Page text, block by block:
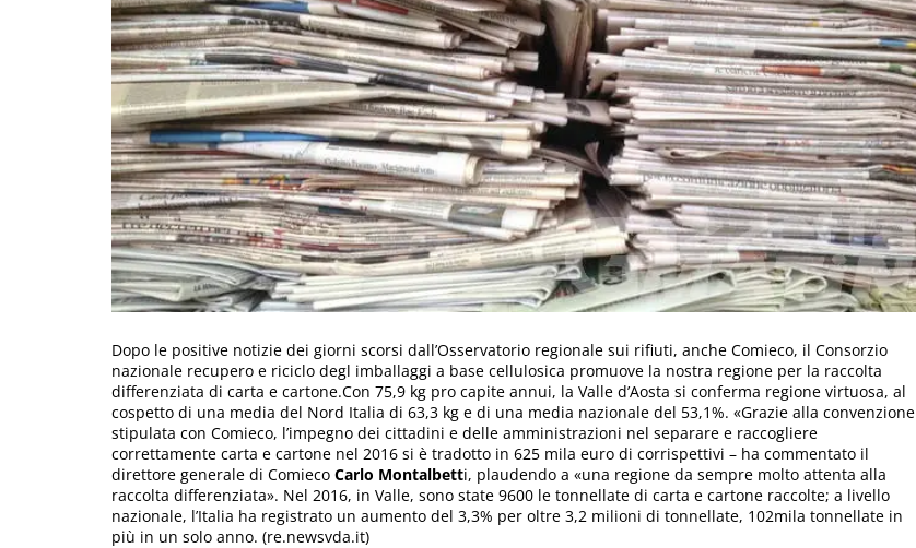
Dopo le positive notizie dei giorni scorsi dall’Osservatorio regionale sui rifiuti, anche Comieco, il Consorzio
nazionale recupero e riciclo degl imballaggi a base cellulosica promuove la nostra regione per la raccolta
differenziata di carta e cartone.Con 75,9 kg pro capite annui, la Valle d’Aosta si conferma regione virtuosa, al
cospetto di una media del Nord Italia di 63,3 kg e di una media nazionale del 53,1%. «Grazie alla convenzione
stipulata con Comieco, l’impegno dei cittadini e delle amministrazioni nel separare e raccogliere
correttamente carta e cartone nel 2016 si è tradotto in 625 mila euro di corrispettivi – ha commentato il
direttore generale di Comieco Carlo Montalbetti, plaudendo a «una regione da sempre molto attenta alla
raccolta differenziata». Nel 2016, in Valle, sono state 9600 le tonnellate di carta e cartone raccolte; a livello
nazionale, l’Italia ha registrato un aumento del 3,3% per oltre 3,2 milioni di tonnellate, 102mila tonnellate in
più in un solo anno. (re.newsvda.it)